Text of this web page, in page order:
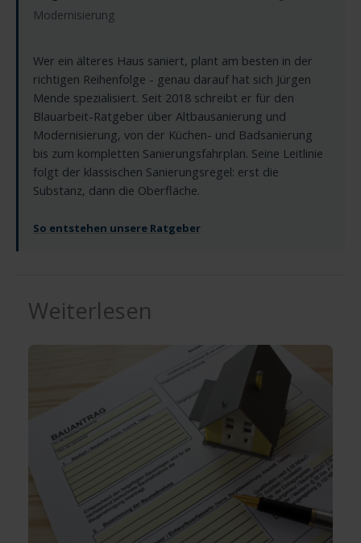
Modernisierung
Wer ein älteres Haus saniert, plant am besten in der
richtigen Reihenfolge - genau darauf hat sich Jürgen
Mende spezialisiert. Seit 2018 schreibt er für den
Blauarbeit-Ratgeber über Altbausanierung und
Modernisierung, von der Küchen- und Badsanierung
bis zum kompletten Sanierungsfahrplan. Seine Leitlinie
folgt der klassischen Sanierungsregel: erst die
Substanz, dann die Oberfläche.
So entstehen unsere Ratgeber
Weiterlesen